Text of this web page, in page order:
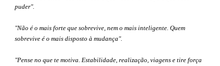
puder".
"Não é o mais forte que sobrevive, nem o mais inteligente. Quem
sobrevive é o mais disposto à mudança".
"Pense no que te motiva. Estabilidade, realização, viagens e tire força